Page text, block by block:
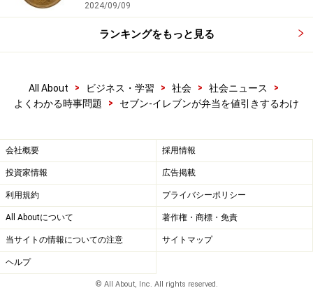
2024/09/09
ランキングをもっと見る
All About > ビジネス・学習 > 社会 > 社会ニュース
>
よくわかる時事問題
> セブン‐イレブンが弁当を値引きするわけ
会社概要 採用情報
投資家情報 広告掲載
利用規約 プライバシーポリシー
All Aboutについて 著作権・商標・免責
当サイトの情報についての注意 サイトマップ
ヘルプ
© All About, Inc. All rights reserved.